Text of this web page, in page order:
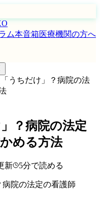
ム本音箱医療機関の方へ
うちだけ」？病院の法
？病院の法定
める方法
新 5分で読める